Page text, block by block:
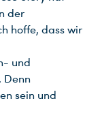
der
hoffe, dass wir
und
Denn
sein und